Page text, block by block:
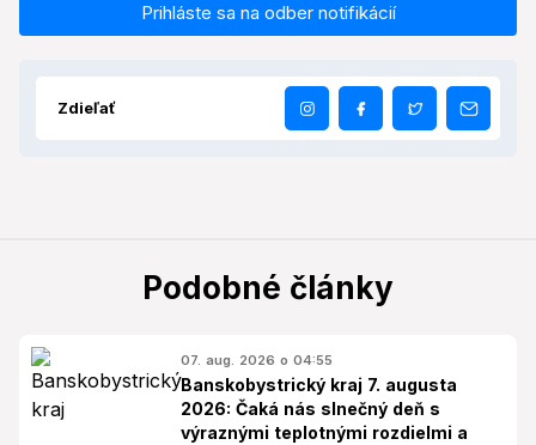
Prihláste sa na odber notifikácií
Zdieľať
Podobné články
07. aug. 2026 o 04:55
Banskobystrický kraj 7. augusta
2026: Čaká nás slnečný deň s
výraznými teplotnými rozdielmi a